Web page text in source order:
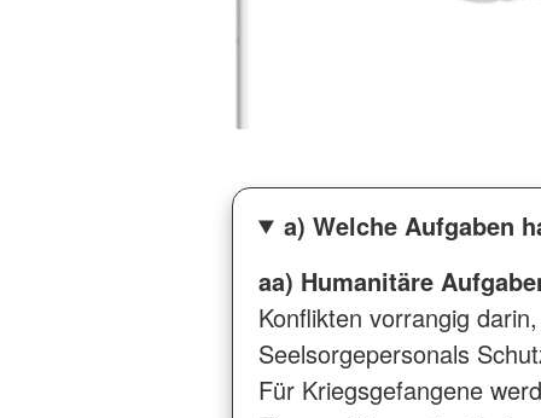
a) Welche Aufgaben
aa) Humanitäre
Konflikten vorrangig
Seelsorgepersonals
Für Kriegsgefangene